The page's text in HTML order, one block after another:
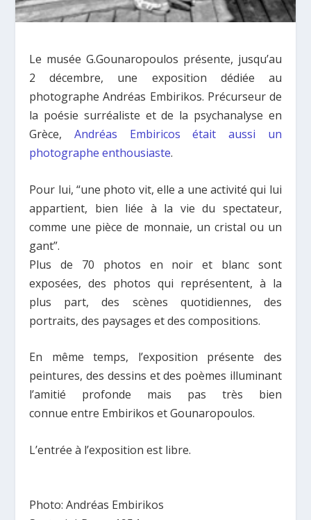
Le musée G.Gounaropoulos présente, jusqu’au
2 décembre, une exposition dédiée au
photographe Andréas Embirikos. Précurseur de
la poésie surréaliste et de la psychanalyse en
Grèce,Andréas Embiricos était aussi un
photographe enthousiaste.
Pour lui, “une photo vit, elle a une activité qui lui
appartient, bien liée à la vie du spectateur,
comme une pièce de monnaie, un cristal ou un
gant”.
Plus de 70 photos en noir et blanc sont
exposées, des photos qui représentent, à la
plus part, des scènes quotidiennes, des
portraits, des paysages et des compositions.
En même temps, l’exposition présente des
peintures, des dessins et des poèmes illuminant
l’amitié profonde mais pas très bien
connueentre Embirikos et Gounaropoulos.
L’entrée à l’exposition est libre.
Photo: Andréas Embirikos